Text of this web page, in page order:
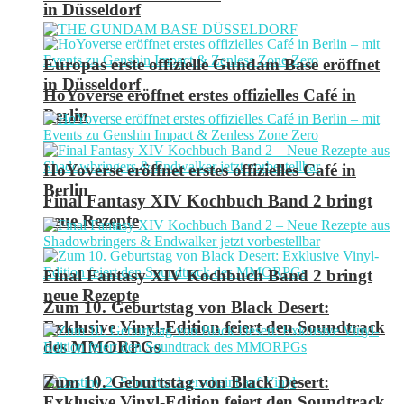
in Düsseldorf
HoYoverse eröffnet erstes offizielles Café in
Berlin
Final Fantasy XIV Kochbuch Band 2 bringt
neue Rezepte
Zum 10. Geburtstag von Black Desert:
Exklusive Vinyl-Edition feiert den Soundtrack
des MMORPGs
Europas erste offizielle Gundam Base eröffnet
in Düsseldorf
HoYoverse eröffnet erstes offizielles Café in
Berlin
Final Fantasy XIV Kochbuch Band 2 bringt
neue Rezepte
Zum 10. Geburtstag von Black Desert: